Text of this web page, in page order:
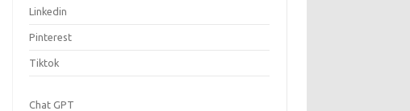
Linkedin
Pinterest
Tiktok
Chat GPT